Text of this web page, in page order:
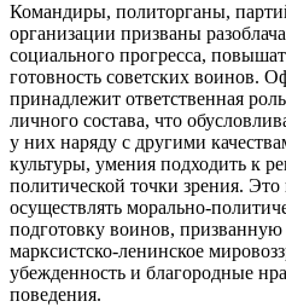
Командиры, политорганы,
организации призваны
социального прогресса,
готовность советских воинов.
принадлежит ответственная
личного состава, что
у них наряду с другими
культуры, умения подходить к
политической точки зрения.
осуществлять морально-
подготовку воинов,
марксистско-ленинское
убежденность и благородные
поведения.